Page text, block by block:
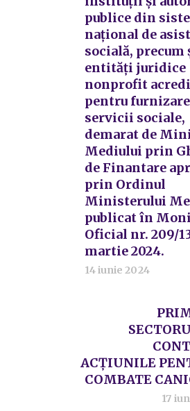
publice din
naţional de
socială, precum
entităţi juridice
nonprofit
pentru
servicii sociale,
demarat de
Mediului prin
de Finantare
prin Ordinul
Ministerului
publicat în
Oficial nr. 209/
martie 2024.
14 iunie 2024
ACȚIUNILE
COMBATE
17